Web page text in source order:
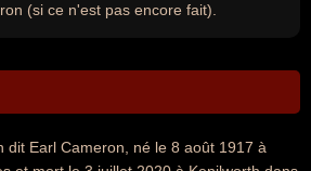
(si ce n'est pas encore fait).
dit Earl Cameron, né le 8 août 1917 à